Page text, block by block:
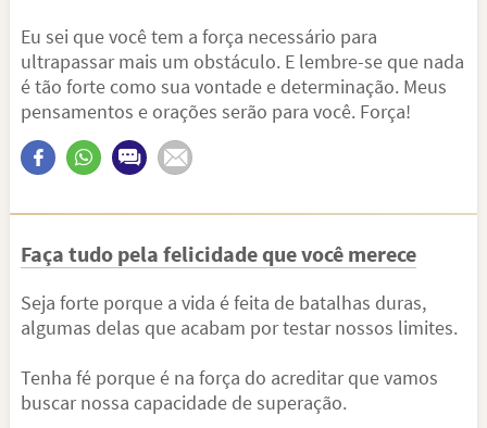
Eu sei que você tem a força necessário para
ultrapassar mais um obstáculo. E lembre-se que nada
é tão forte como sua vontade e determinação. Meus
pensamentos e orações serão para você. Força!
Faça tudo pela felicidade que você merece
Seja forte porque a vida é feita de batalhas duras,
algumas delas que acabam por testar nossos limites.
Tenha fé porque é na força do acreditar que vamos
buscar nossa capacidade de superação.